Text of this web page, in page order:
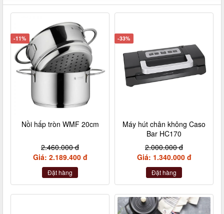
-11%
Nồi hấp tròn WMF 20cm
2.460.000 đ
Giá: 2.189.400 đ
Đặt hàng
-33%
Máy hút chân không Caso
Bar HC170
2.000.000 đ
Giá: 1.340.000 đ
Đặt hàng